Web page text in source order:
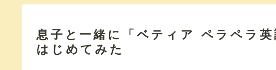
息子と一緒に「ベティア ペラペラ
はじめてみた